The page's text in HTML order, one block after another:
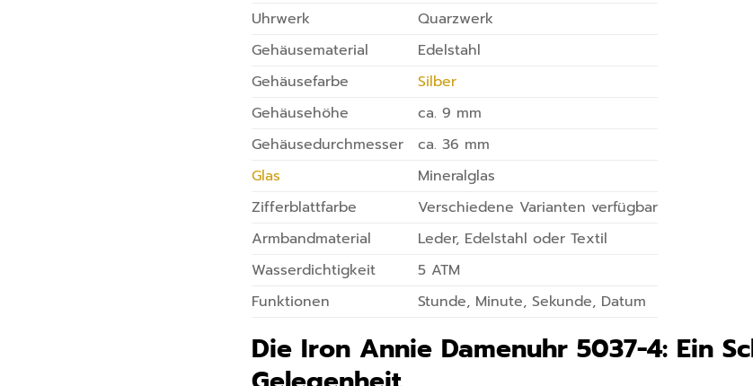
Uhrwerk
Quarzwerk
Gehäusematerial
Edelstahl
Gehäusefarbe
Silber
Gehäusehöhe
ca. 9 mm
Gehäusedurchmesser
ca. 36 mm
Glas
Mineralglas
Zifferblattfarbe
Verschiedene Varianten verfügbar
Armbandmaterial
Leder, Edelstahl oder Textil
Wasserdichtigkeit
5 ATM
Funktionen
Stunde, Minute, Sekunde, Datum
Die Iron Annie Damenuhr 5037-4: Ein